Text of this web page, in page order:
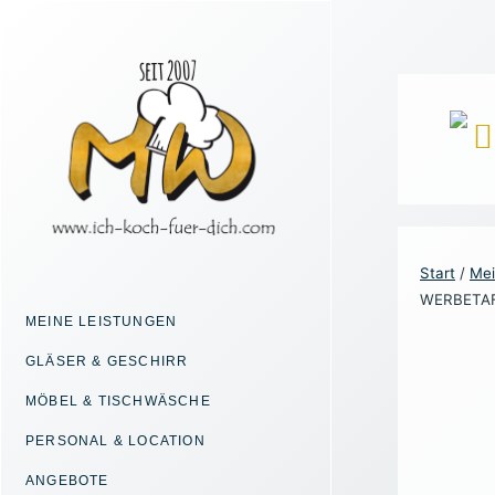
MEINE LEISTUNGEN
GLÄSER & GESCHIRR
MÖBEL & TISCHWÄSCHE
PERSONAL & LOCATION
ANGEBOTE
Start /